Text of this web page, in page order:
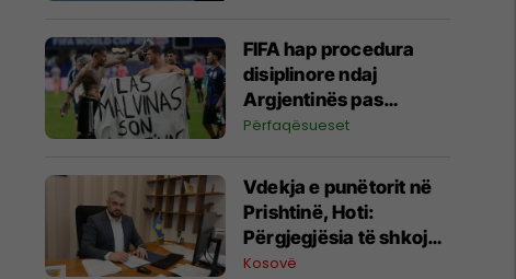
FIFA hap procedura
disiplinore ndaj
Argjentinës pas
incidentit në Kupën e
Përfaqësueset
Vdekja e punëtorit në
Prishtinë, Hoti:
Përgjegjësia të shkojë
deri në fund, do të
Kosovë